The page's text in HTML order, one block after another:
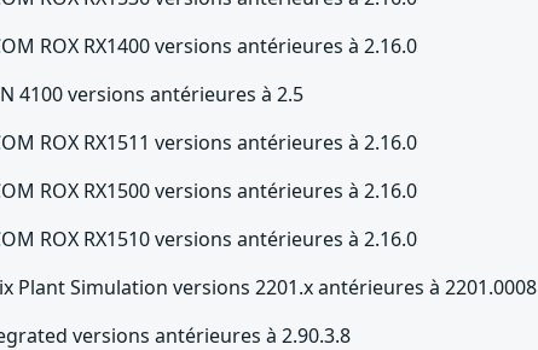
ROX RX1400 versions antérieures à 2.16.0
4100 versions antérieures à 2.5
ROX RX1511 versions antérieures à 2.16.0
ROX RX1500 versions antérieures à 2.16.0
ROX RX1510 versions antérieures à 2.16.0
Plant Simulation versions 2201.x antérieures à 2201.0008
versions antérieures à 2.90.3.8